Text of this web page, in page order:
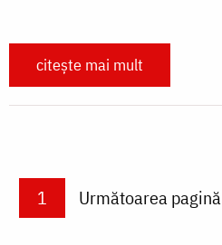
citește mai mult
PaginareCurrent page
1 Next page
Următoarea pagină